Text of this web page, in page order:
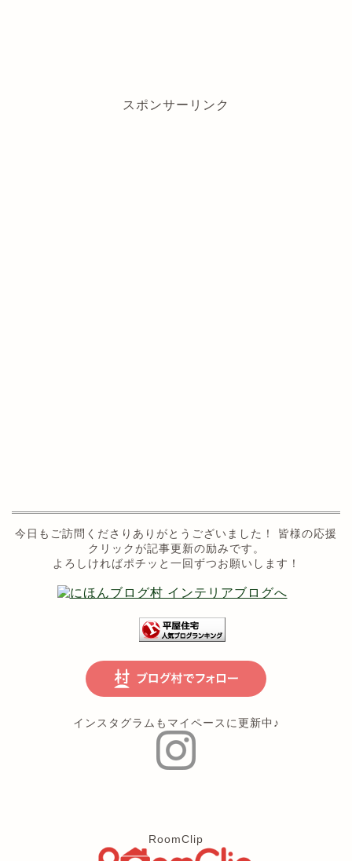
スポンサーリンク
今日もご訪問くださりありがとうございました！ 皆様の応援
クリックが記事更新の励みです。
よろしければポチッと一回ずつお願いします！
インスタグラムもマイペースに更新中♪
RoomClip